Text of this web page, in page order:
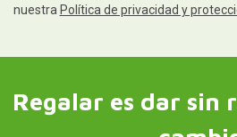
nuestra Política de privacidad y
Regalar es dar sin